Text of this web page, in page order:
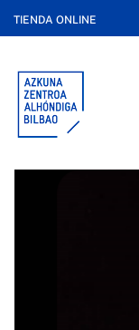
TIENDA ONLINE